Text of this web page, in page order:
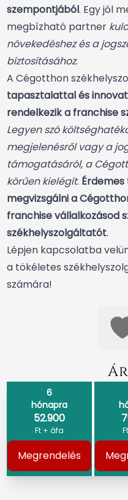
szempontjából. Egy jól
megbízható partner
növekedéshez és a
biztosításához.
A Cégotthon
tapasztalattal és
rendelkezik a franchise
Legyen szó
megjelenésről vagy a
támogatásáról, a
körűen kielégít.
megvizsgálni a
franchise vállalkozásod
székhelyszolgáltatót.
Lépjen kapcsolatba
a tökéletes
számára!
6
hónapra
52.900
Ft + áfa
Megrendelés